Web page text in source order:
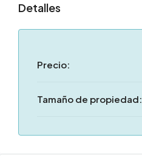
Detalles
Precio:
Tamaño de propiedad: